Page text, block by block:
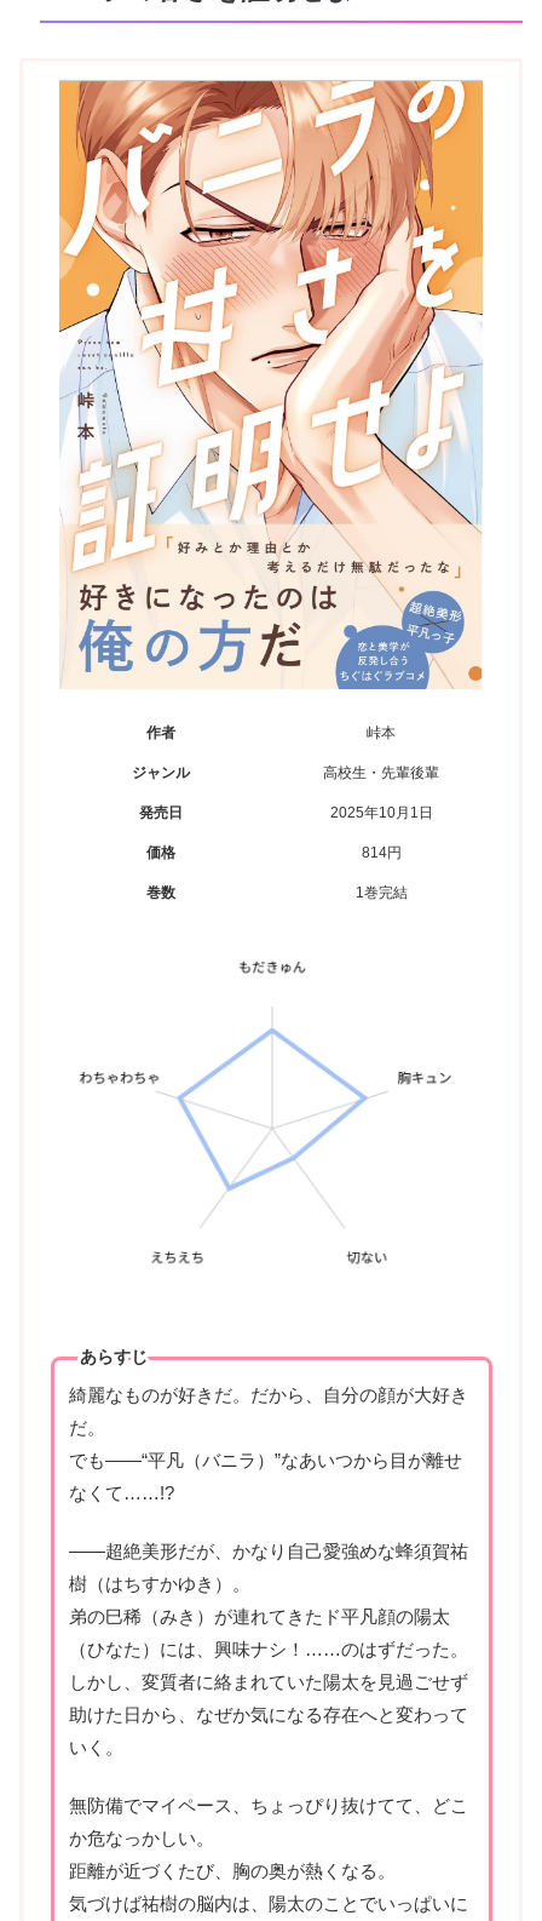
作者 峠本
ジャンル 高校生・先輩後輩
発売日 2025年10月1日
価格 814円
巻数 1巻完結
あらすじ
綺麗なものが好きだ。だから、自分の顔が大好き
だ。
でも――“平凡（バニラ）”なあいつから目が離せ
なくて……!?
――超絶美形だが、かなり自己愛強めな蜂須賀祐
樹（はちすかゆき）。
弟の巳稀（みき）が連れてきたド平凡顔の陽太
（ひなた）には、興味ナシ！……のはずだった。
しかし、変質者に絡まれていた陽太を見過ごせず
助けた日から、なぜか気になる存在へと変わって
いく。
無防備でマイペース、ちょっぴり抜けてて、どこ
か危なっかしい。
距離が近づくたび、胸の奥が熱くなる。
気づけば祐樹の脳内は、陽太のことでいっぱいに